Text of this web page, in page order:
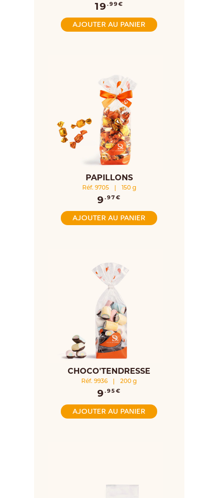
19 .99€
AJOUTER AU PANIER
PAPILLONS
Réf. 9705 150 g
9 .97€
AJOUTER AU PANIER
CHOCO'TENDRESSE
Réf. 9936 200 g
9 .95€
AJOUTER AU PANIER